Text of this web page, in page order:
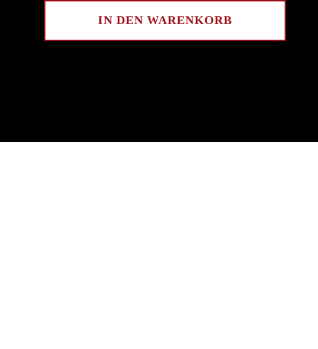
IN DEN WARENKORB